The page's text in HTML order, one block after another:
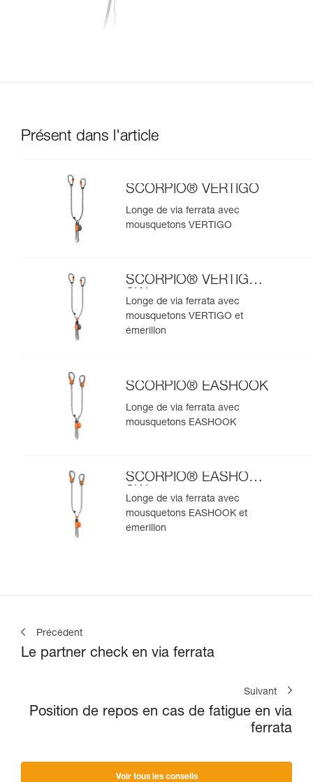
Présent dans l'article
SCORPIO® VERTIGO
Longe de via ferrata avec
mousquetons VERTIGO
SCORPIO® VERTIGO
SW
Longe de via ferrata avec
mousquetons VERTIGO et
émerillon
SCORPIO® EASHOOK
Longe de via ferrata avec
mousquetons EASHOOK
SCORPIO® EASHOOK
SW
Longe de via ferrata avec
mousquetons EASHOOK et
émerillon
Précédent
Le partner check en via ferrata
Suivant
Position de repos en cas de fatigue en via
ferrata
Voir tous les conseils